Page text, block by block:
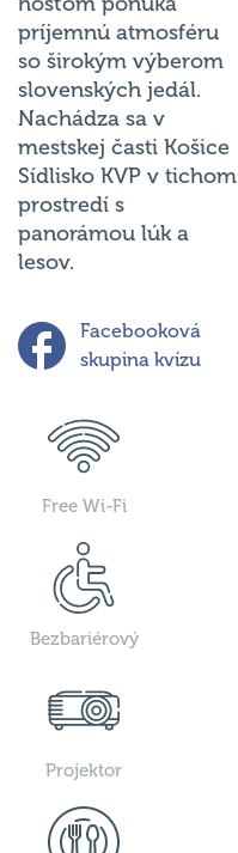
príjemnú atmosféru
so širokým výberom
slovenských jedál.
Nachádza sa v
mestskej časti Košice
Sídlisko KVP v tichom
prostredí s
panorámou lúk a
lesov.
Facebooková
skupina kvízu
Free Wi-Fi
Bezbariérový
Projektor